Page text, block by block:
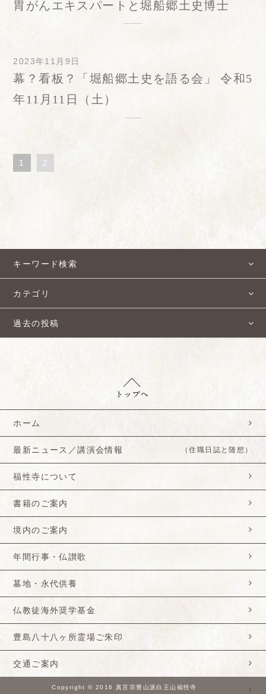
胃がんエキスパートと堀船郷土史博士
2023年11月9日
幕？看板？「堀船郷土史を語る会」 令和5
年11月11日（土）
1 2
キーワード検索
カテゴリ
過去の投稿
ホーム
最新ニュース／講演会情報 （住職日誌と随想）
福性寺について
書籍のご案内
境内のご案内
年間行事・仏讃歌
墓地・永代供養
仏教徒海外奨学基金
豊島八十八ヶ所霊場ご朱印
交通ご案内
Copyright © 2016 真言宗豊山派白王山福性寺